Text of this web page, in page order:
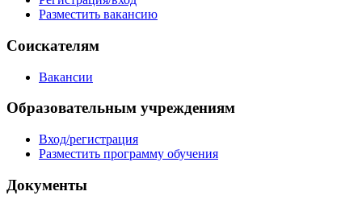
Разместить вакансию
Соискателям
Вакансии
Образовательным учреждениям
Вход/регистрация
Разместить программу обучения
Документы